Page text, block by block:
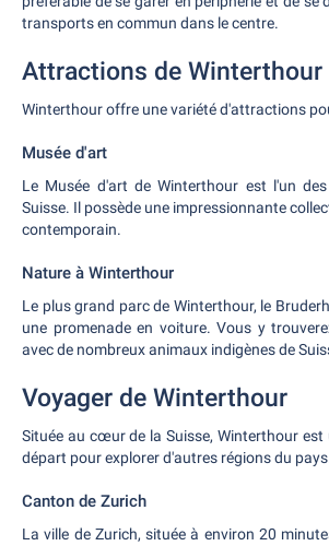
transports en commun dans le centre.
Attractions de Winterthour
Winterthour offre une variété d'attractions
Musée d'art
Le Musée d'art de Winterthour est l'un
Suisse. Il possède une impressionnante
contemporain.
Nature à Winterthour
Le plus grand parc de Winterthour, le
une promenade en voiture. Vous y
avec de nombreux animaux indigènes de
Voyager de Winterthour
Située au cœur de la Suisse, Winterthour est
départ pour explorer d'autres régions du pays.
Canton de Zurich
La ville de Zurich, située à environ 20